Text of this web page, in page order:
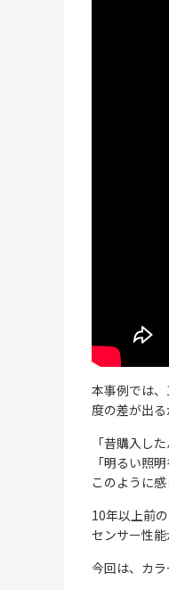
本事例では
度の差が出る
「昔購入し
「明るい照
このように
10年以上前
センサー性
今回は、カ